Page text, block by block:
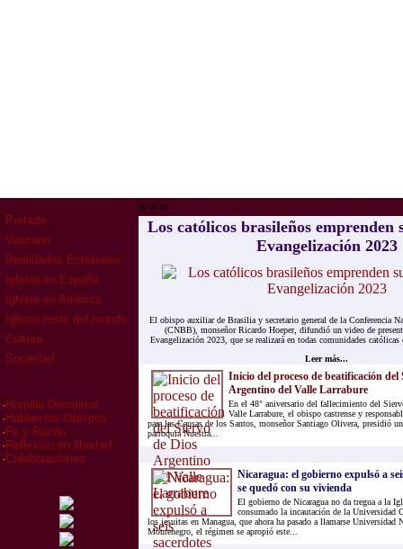
Portada
Vaticano
Realidades Eclesiales
Iglesia en España
Iglesia en América
Iglesia resto del mundo
Cultura
Sociedad
· Homilia Dominical
· Hablan los Obispos
· Fe y Razón
· Reflexion en libertad
·Colaboraciones
www
Los católicos brasileños emprenden
Evangelización 2023
El obispo auxiliar de Brasilia y secretario general de la Conferencia
(CNBB), monseñor Ricardo Hoeper, difundió un video de
Evangelización 2023, que se realizará en todas comunidades
Leer más...
Inicio del proceso de beatificación del
Argentino del Valle Larrabure
En el 48° aniversario del fallecimiento del
Valle Larrabure, el obispo castrense y
para las Causas de los Santos, monseñor Santiago Olivera, presidió
parroquia Nuestra...
Nicaragua: el gobierno expulsó a
se quedó con su vivienda
El gobierno de Nicaragua no da tregua a la
consumado la incautación de la Universidad
los jesuitas en Managua, que ahora ha pasado a llamarse Universidad
Montenegro, el régimen se apropió este...